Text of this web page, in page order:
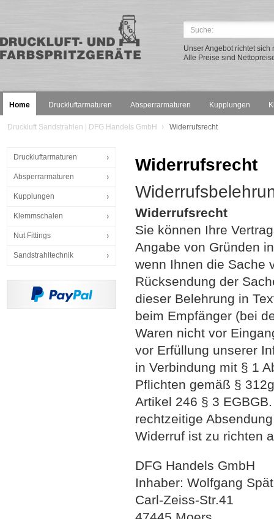
Unser Angebot richtet
Alle Preise sind
Home Druckluftarmaturen Absperrarmaturen Kupplungen
Druckluft Sandstrahlen | DFG Handels GmbH Widerrufsrecht
Druckluftarmaturen
Absperrarmaturen
Kupplungen
Klemmschalen
Nut Fittings
Sandstrahltechnik
Widerrufsrecht
Widerrufsrecht
Sie können Ihre
Angabe von Gründen
wenn Ihnen die Sache
Rücksendung der
dieser Belehrung in
beim Empfänger (bei
Waren nicht vor
vor Erfüllung unserer
in Verbindung mit § 1
Pflichten gemäß §
Artikel 246 § 3
rechtzeitige
Widerruf ist zu richten
DFG Handels GmbH
Inhaber: Wolfgang
Carl-Zeiss-Str.41